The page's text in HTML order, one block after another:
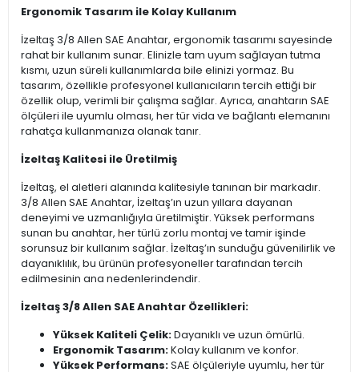
Ergonomik Tasarım ile Kolay Kullanım
İzeltaş 3/8 Allen SAE Anahtar, ergonomik tasarımı sayesinde
rahat bir kullanım sunar. Elinizle tam uyum sağlayan tutma
kısmı, uzun süreli kullanımlarda bile elinizi yormaz. Bu
tasarım, özellikle profesyonel kullanıcıların tercih ettiği bir
özellik olup, verimli bir çalışma sağlar. Ayrıca, anahtarın SAE
ölçüleri ile uyumlu olması, her tür vida ve bağlantı elemanını
rahatça kullanmanıza olanak tanır.
İzeltaş Kalitesi ile Üretilmiş
İzeltaş, el aletleri alanında kalitesiyle tanınan bir markadır.
3/8 Allen SAE Anahtar, İzeltaş’ın uzun yıllara dayanan
deneyimi ve uzmanlığıyla üretilmiştir. Yüksek performans
sunan bu anahtar, her türlü zorlu montaj ve tamir işinde
sorunsuz bir kullanım sağlar. İzeltaş’ın sunduğu güvenilirlik ve
dayanıklılık, bu ürünün profesyoneller tarafından tercih
edilmesinin ana nedenlerindendir.
İzeltaş 3/8 Allen SAE Anahtar Özellikleri:
Yüksek Kaliteli Çelik:Dayanıklı ve uzun ömürlü.
Ergonomik Tasarım:Kolay kullanım ve konfor.
Yüksek Performans:SAE ölçüleriyle uyumlu, her tür